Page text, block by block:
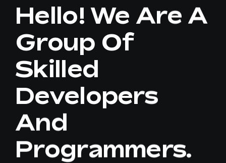
Hello! We Are A
Group Of
Skilled
Developers
And
Programmers.